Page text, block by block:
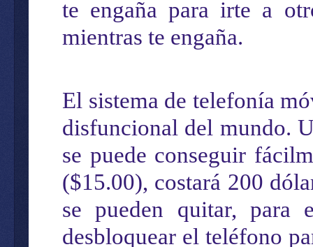
te engaña para irte a
mientras te engaña.
El sistema de telefonía
disfuncional del mundo.
se puede conseguir
($15.00), costará 200
se pueden quitar, para
desbloquear el teléfono